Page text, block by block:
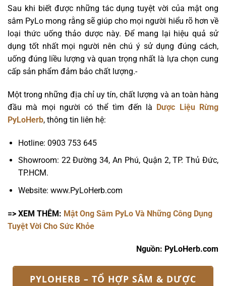
Sau khi biết được những tác dụng tuyệt vời của mật ong
sâm PyLo mong rằng sẽ giúp cho mọi người hiểu rõ hơn về
loại thức uống thảo dược này. Để mang lại hiệu quả sử
dụng tốt nhất mọi người nên chú ý sử dụng đúng cách,
uống đúng liều lượng và quan trọng nhất là lựa chọn cung
cấp sản phẩm đảm bảo chất lượng.-
Một trong những địa chỉ uy tín, chất lượng và an toàn hàng
đầu mà mọi người có thể tìm đến là Dược Liệu Rừng
PyLoHerb, thông tin liên hệ:
Hotline: 0903 753 645
Showroom: 22 Đường 34, An Phú, Quận 2, TP. Thủ Đức,
TP.HCM.
Website: www.PyLoHerb.com
=> XEM THÊM: Mật Ong Sâm PyLo Và Những Công Dụng
Tuyệt Vời Cho Sức Khỏe
Nguồn: PyLoHerb.com
PYLOHERB – TỔ HỢP SÂM & DƯỢC